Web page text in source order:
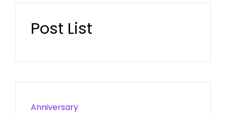
Post List
Anniversary